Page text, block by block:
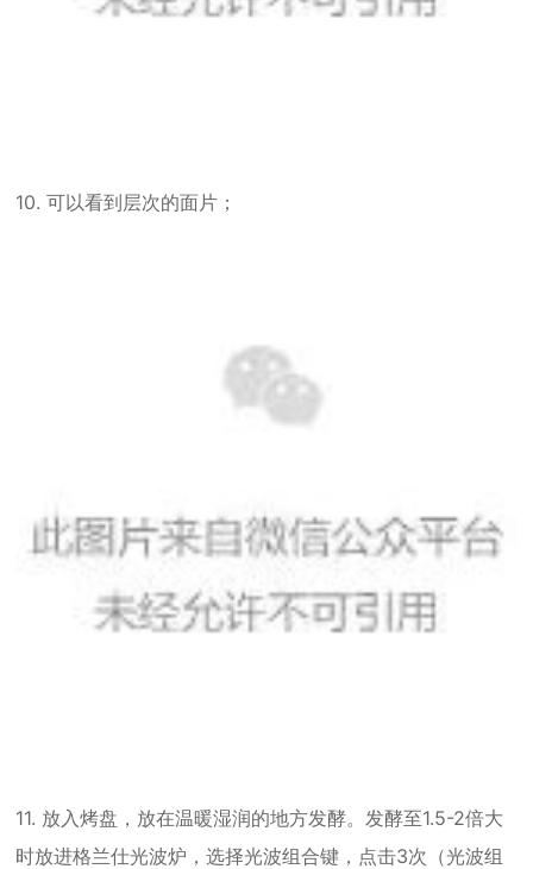
10. 可以看到层次的面片；
11. 放入烤盘，放在温暖湿润的地方发酵。发酵至1.5-2倍大
时放进格兰仕光波炉，选择光波组合键，点击3次（光波组